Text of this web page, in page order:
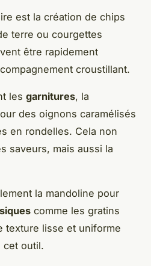
est la création de chips
terre ou courgettes
être rapidement
croustillant.
les garnitures, la
des oignons caramélisés
en rondelles. Cela non
saveurs, mais aussi la
la mandoline pour
comme les gratins
texture lisse et uniforme
cet outil.